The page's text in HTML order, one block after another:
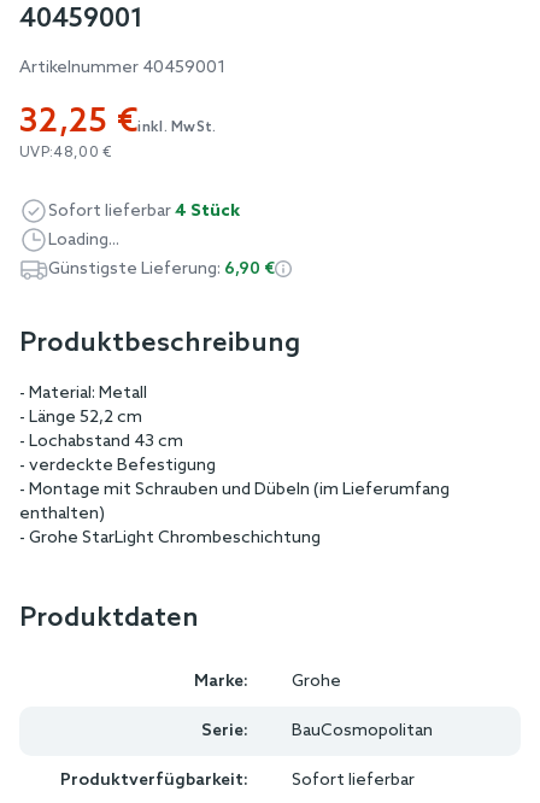
beginning
of
images
gallery
40459001
Artikelnummer 40459001
32,25 €inkl. MwSt.
UVP:48,00 €
Sofort lieferbar4 Stück
Loading...
Günstigste Lieferung: 6,90 €
Produktbeschreibung
- Material: Metall
- Länge 52,2 cm
- Lochabstand 43 cm
- verdeckte Befestigung
- Montage mit Schrauben und Dübeln (im Lieferumfang
enthalten)
- Grohe StarLight Chrombeschichtung
Produktdaten
Marke: Grohe
Serie: BauCosmopolitan
Produktverfügbarkeit: Sofort lieferbar